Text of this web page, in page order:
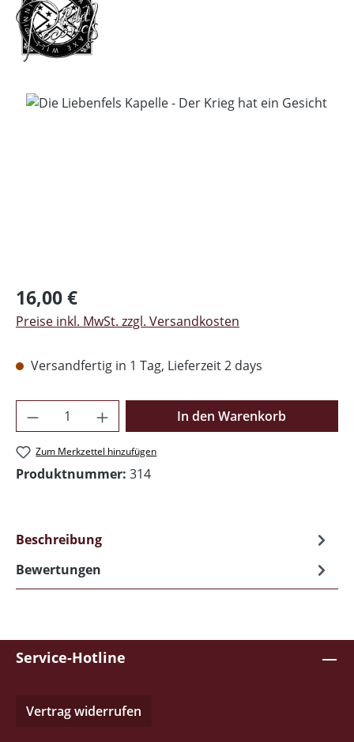
Regulärer Preis:
16,00 €
Preise inkl. MwSt. zzgl. Versandkosten
Versandfertig in 1 Tag, Lieferzeit 2 days
Produkt Anzahl: Gib den gewünschten
In den Warenkorb
Zum Merkzettel hinzufügen
Produktnummer: 314
Beschreibung
Bewertungen
Service-Hotline
Vertrag widerrufen